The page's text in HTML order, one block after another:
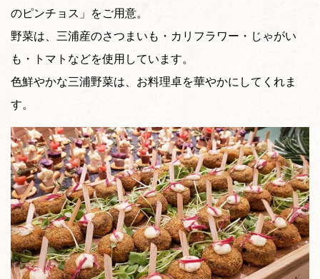
のピンチョス」をご用意。
野菜は、三浦産のさつまいも・カリフラワー・じゃがい
も・トマトなどを使用しています。
色鮮やかな三浦野菜は、お料理卓を華やかにしてくれま
す。